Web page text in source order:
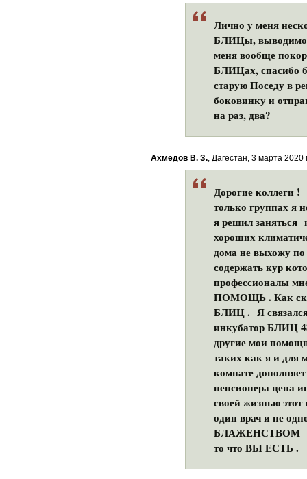
Лично у меня
БЛИЦы,
меня вообще
БЛИЦах, спасибо
старую Поседу в
боковинку и
на раз, два?
Ахмедов В. З., Дагестан, 3 марта 2020
Дорогие коллеги !
только группах я
я решил заняться
хороших
дома не выхожу по
содержать кур
профессионалы
ПОМОЩЬ . Как
БЛИЦ . Я связался
инкубатор БЛИЦ
другие мои
таких как я и
комнате
пенсионера цена
своей жизнью
один врач и не
БЛАЖЕНСТВОМ
то что ВЫ ЕСТЬ .